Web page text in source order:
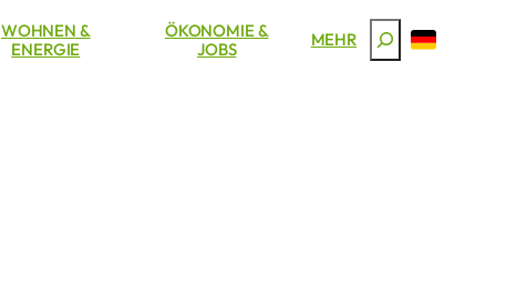
WOHNEN &
ENERGIE
ÖKONOMIE &
JOBS
MEHR Suchen